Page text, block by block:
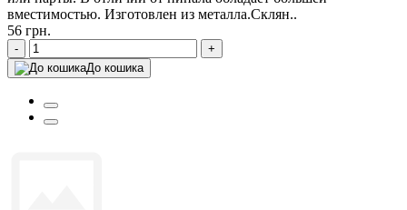
вместимостью. Изготовлен из металла.Склян..
56 грн.
-
+
До кошика